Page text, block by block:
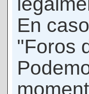
En
"Foros